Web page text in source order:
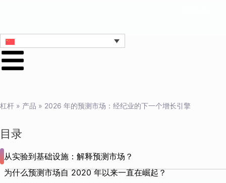
杠杆 » 产品 » 2026 年的预测市场：经纪业的下一个增长引擎
目录
从实验到基础设施：解释预测市场？
为什么预测市场自 2020 年以来一直在崛起？